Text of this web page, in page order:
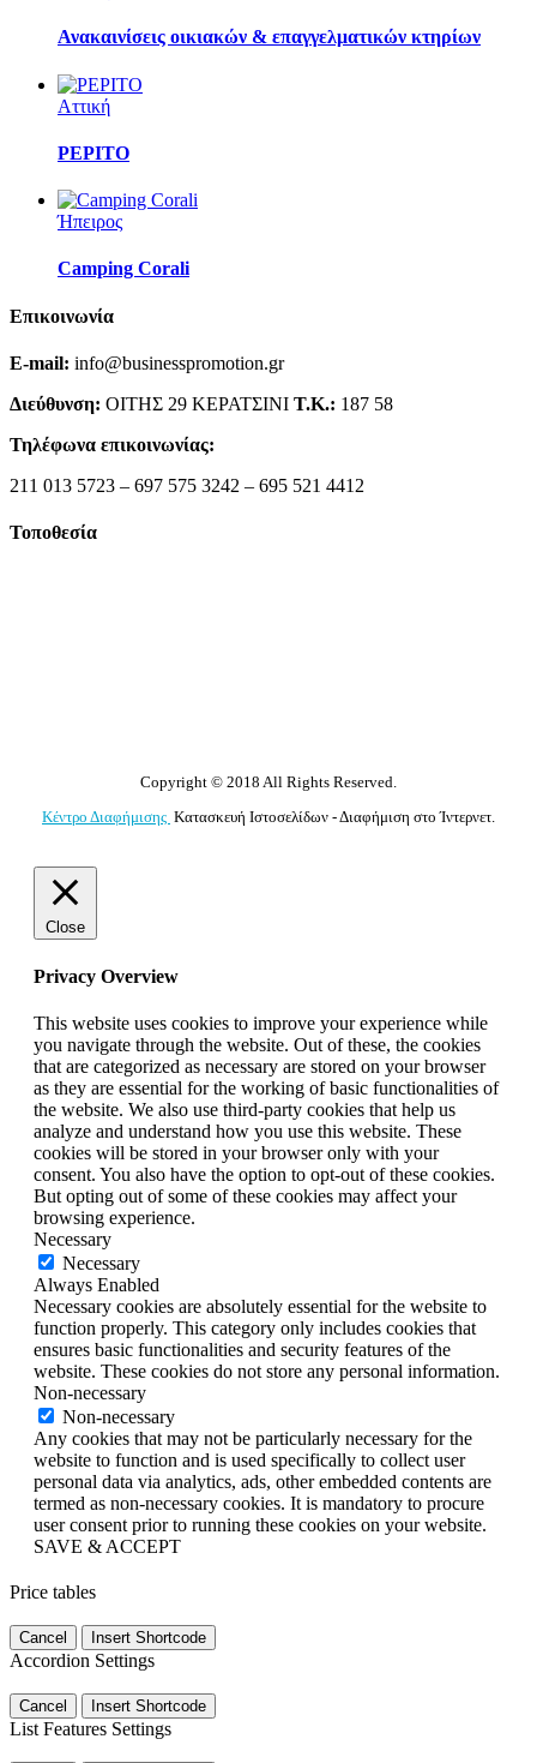
Ανακαινίσεις οικιακών & επαγγελματικών κτηρίων
Αττική
PEPITO
Ήπειρος
Camping Corali
Επικοινωνία
E-mail: info@businesspromotion.gr
Διεύθυνση: ΟΙΤΗΣ 29 ΚΕΡΑΤΣΙΝΙ Τ.Κ.: 187 58
Τηλέφωνα επικοινωνίας:
211 013 5723 – 697 575 3242 – 695 521 4412
Τοποθεσία
Copyright © 2018 All Rights Reserved.
Κέντρο Διαφήμισης Κατασκευή Ιστοσελίδων - Διαφήμιση στο Ίντερνετ.
Close
Privacy Overview
This website uses cookies to improve your experience while
you navigate through the website. Out of these, the cookies
that are categorized as necessary are stored on your browser
as they are essential for the working of basic functionalities of
the website. We also use third-party cookies that help us
analyze and understand how you use this website. These
cookies will be stored in your browser only with your
consent. You also have the option to opt-out of these cookies.
But opting out of some of these cookies may affect your
browsing experience.
Necessary
Necessary
Always Enabled
Necessary cookies are absolutely essential for the website to
function properly. This category only includes cookies that
ensures basic functionalities and security features of the
website. These cookies do not store any personal information.
Non-necessary
Non-necessary
Any cookies that may not be particularly necessary for the
website to function and is used specifically to collect user
personal data via analytics, ads, other embedded contents are
termed as non-necessary cookies. It is mandatory to procure
user consent prior to running these cookies on your website.
SAVE & ACCEPT
Price tables
Cancel Insert Shortcode
Accordion Settings
Cancel Insert Shortcode
List Features Settings